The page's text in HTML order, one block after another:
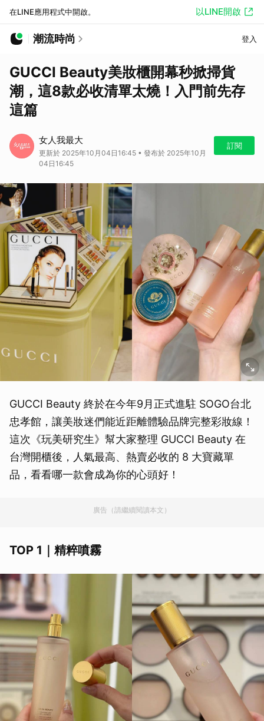
在LINE應用程式中開啟。 以LINE開啟
潮流時尚 登入
GUCCI Beauty美妝櫃開幕秒掀掃貨
潮，這8款必收清單太燒！入門前先存
這篇
女人我最大
更新於 2025年10月04日16:45 • 發布於 2025年10月
04日16:45
訂閱
GUCCI Beauty 終於在今年9月正式進駐 SOGO台北
忠孝館，讓美妝迷們能近距離體驗品牌完整彩妝線！
這次《玩美研究生》幫大家整理 GUCCI Beauty 在
台灣開櫃後，人氣最高、熱賣必收的 8 大寶藏單
品，看看哪一款會成為你的心頭好！
廣告（請繼續閱讀本文）
TOP 1｜精粹噴霧